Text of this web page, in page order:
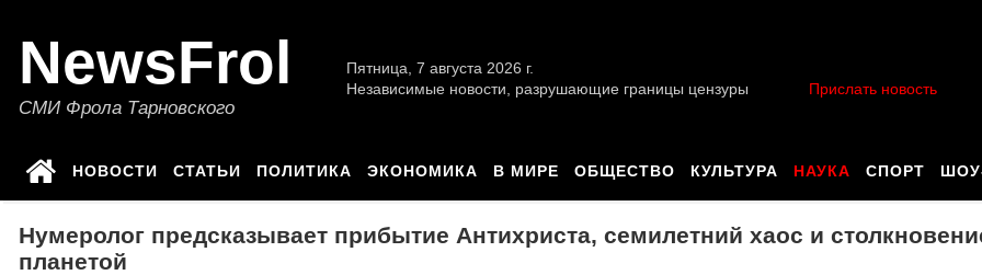
NewsFrol
СМИ Фрола Тарновского
Пятница, 7 августа 2026 г.
Независимые новости, разрушающие границы цензуры
Прислать новость
НОВОСТИ СТАТЬИ ПОЛИТИКА ЭКОНОМИКА В МИРЕ ОБЩЕСТВО КУЛЬТУРА НАУКА СПОРТ
Нумеролог предсказывает прибытие Антихриста, семилетний хаос и
планетой